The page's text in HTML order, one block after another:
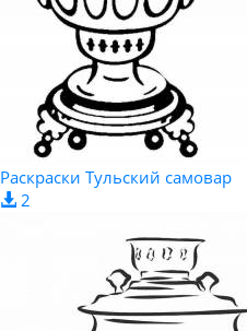
Раскраски Тульский самовар
2